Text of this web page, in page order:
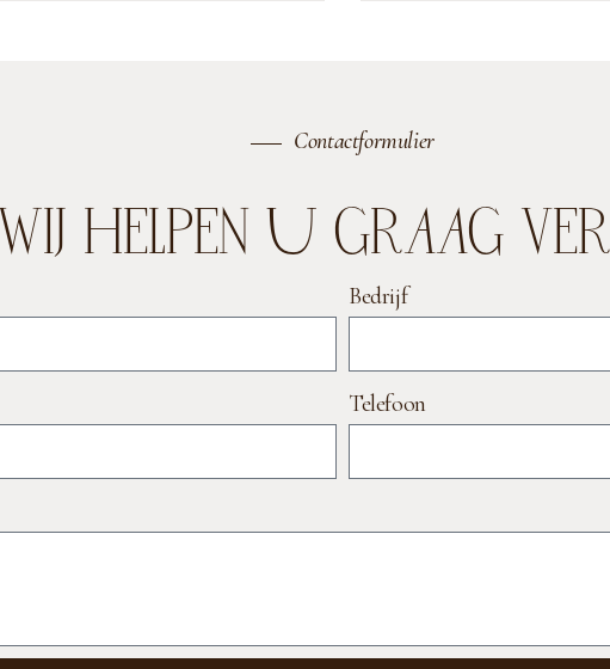
Contactformulier
WIJ HELPEN U GRAAG
Bedrijf
Telefoon